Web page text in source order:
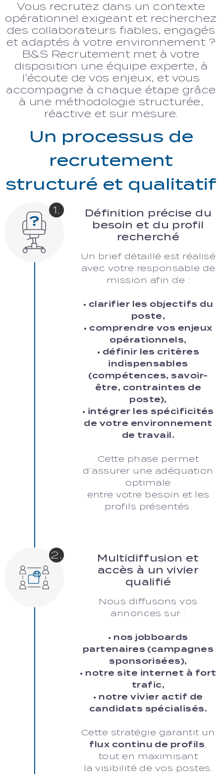
Vous recrutez dans un contexte
opérationnel exigeant et recherchez
des collaborateurs fiables, engagés
et adaptés à votre environnement ?
B&S Recrutement met à votre
disposition une équipe experte, à
l’écoute de vos enjeux, et vous
accompagne à chaque étape grâce
à une méthodologie structurée,
réactive et sur mesure.
Un processus de
recrutement
structuré et qualitatif
1.
Définition précise du
besoin et du profil
recherché
Un brief détaillé est réalisé
avec votre responsable de
mission afin de :
• clarifier les objectifs du
poste,
• comprendre vos enjeux
opérationnels,
• définir les critères
indispensables
(compétences, savoir-
être, contraintes de
poste),
• intégrer les spécificités
de votre environnement
de travail.
Cette phase permet
d’assurer une adéquation
optimale
entre votre besoin et les
profils présentés.
2.
Multidiffusion et
accès à un vivier
qualifié
Nous diffusons vos
annonces sur :
• nos jobboards
partenaires (campagnes
sponsorisées),
• notre site internet à fort
trafic,
• notre vivier actif de
candidats spécialisés.
Cette stratégie garantit un
flux continu de profils
tout en maximisant
la visibilité de vos postes.